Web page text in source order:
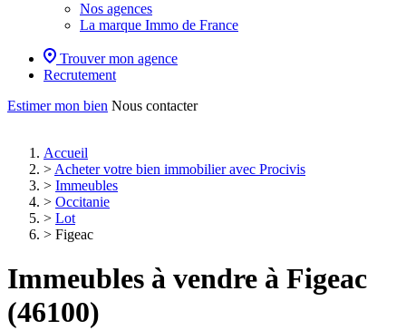
Nos agences
La marque Immo de France
Trouver mon agence
Recrutement
Estimer mon bien Nous contacter
Accueil
> Acheter votre bien immobilier avec Procivis
> Immeubles
> Occitanie
> Lot
> Figeac
Immeubles à vendre à Figeac
(46100)